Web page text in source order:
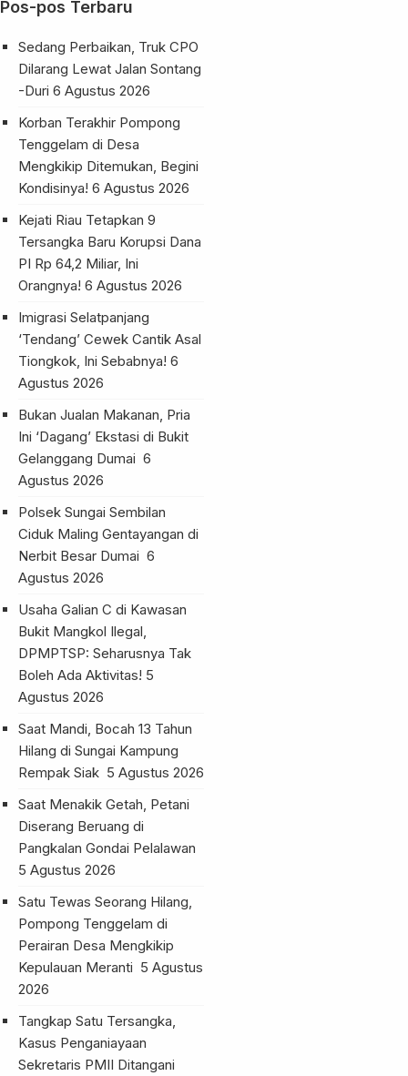
Pos-pos Terbaru
Sedang Perbaikan, Truk CPO
Dilarang Lewat Jalan Sontang
-Duri 6 Agustus 2026
Korban Terakhir Pompong
Tenggelam di Desa
Mengkikip Ditemukan, Begini
Kondisinya! 6 Agustus 2026
Kejati Riau Tetapkan 9
Tersangka Baru Korupsi Dana
PI Rp 64,2 Miliar, Ini
Orangnya! 6 Agustus 2026
Imigrasi Selatpanjang
‘Tendang’ Cewek Cantik Asal
Tiongkok, Ini Sebabnya! 6
Agustus 2026
Bukan Jualan Makanan, Pria
Ini ‘Dagang’ Ekstasi di Bukit
Gelanggang Dumai 6
Agustus 2026
Polsek Sungai Sembilan
Ciduk Maling Gentayangan di
Nerbit Besar Dumai 6
Agustus 2026
Usaha Galian C di Kawasan
Bukit Mangkol Ilegal,
DPMPTSP: Seharusnya Tak
Boleh Ada Aktivitas! 5
Agustus 2026
Saat Mandi, Bocah 13 Tahun
Hilang di Sungai Kampung
Rempak Siak 5 Agustus 2026
Saat Menakik Getah, Petani
Diserang Beruang di
Pangkalan Gondai Pelalawan
5 Agustus 2026
Satu Tewas Seorang Hilang,
Pompong Tenggelam di
Perairan Desa Mengkikip
Kepulauan Meranti 5 Agustus
2026
Tangkap Satu Tersangka,
Kasus Penganiayaan
Sekretaris PMII Ditangani